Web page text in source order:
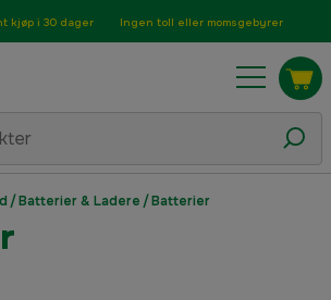
kjøp i 30 dager Ingen toll eller momsgebyrer
/Batterier & Ladere /Batterier